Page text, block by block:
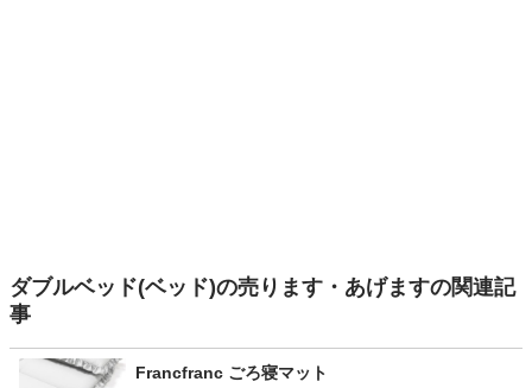
ダブルベッド(ベッド)の売ります・あげますの関連記
事
Francfranc ごろ寝マット